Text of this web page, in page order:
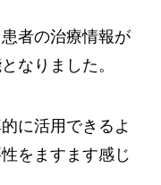
者の治療情報が
なりました。
に活用できるよ
をますます感じ